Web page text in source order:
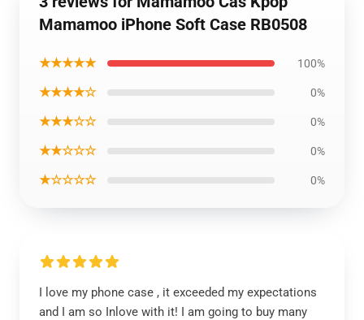
Mamamoo iPhone Soft Case RB0508
★★★★★ 100%
★★★★☆ 0%
★★★☆☆ 0%
★★☆☆☆ 0%
★☆☆☆☆ 0%
I love my phone case , it exceeded my expectations
and I am so Inlove with it! I am going to buy many